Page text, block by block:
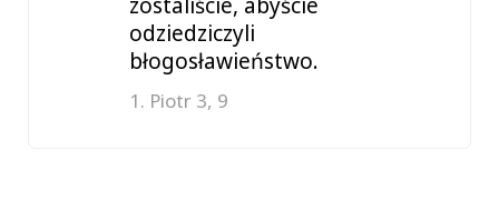
odziedziczyli
błogosławieństwo.
1. Piotr 3, 9